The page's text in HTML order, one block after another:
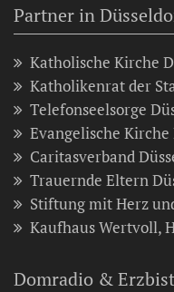
Partner in
Katholische Kirche
Katholikenrat der
Telefonseelsorge
Evangelische Kirche
Caritasverband
Trauernde Eltern
Stiftung mit Herz
Kaufhaus Wertvoll,
Domradio &